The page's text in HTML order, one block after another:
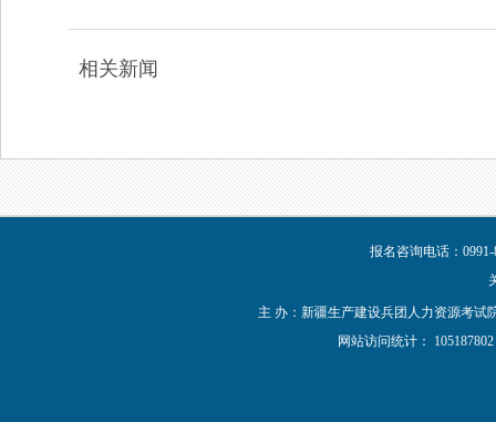
相关新闻
报名咨询电话：
主 办：新疆生产建设兵团人力资源考试
网站访问统计：